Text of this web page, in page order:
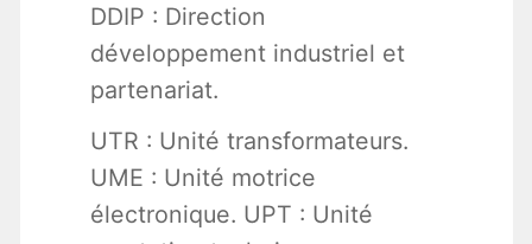
DDIP : Direction
développement industriel et
partenariat.
UTR : Unité transformateurs.
UME : Unité motrice
électronique. UPT : Unité